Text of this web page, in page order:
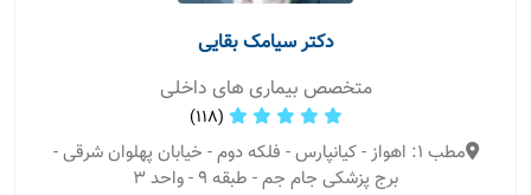
دکتر سیامک بقایی
متخصص بیماری های داخلی
(118)
مطب 1: اهواز - کیانپارس - فلکه دوم - خیابان پهلوان شرقی -
برج پزشکی جام جم - طبقه 9 - واحد ۳